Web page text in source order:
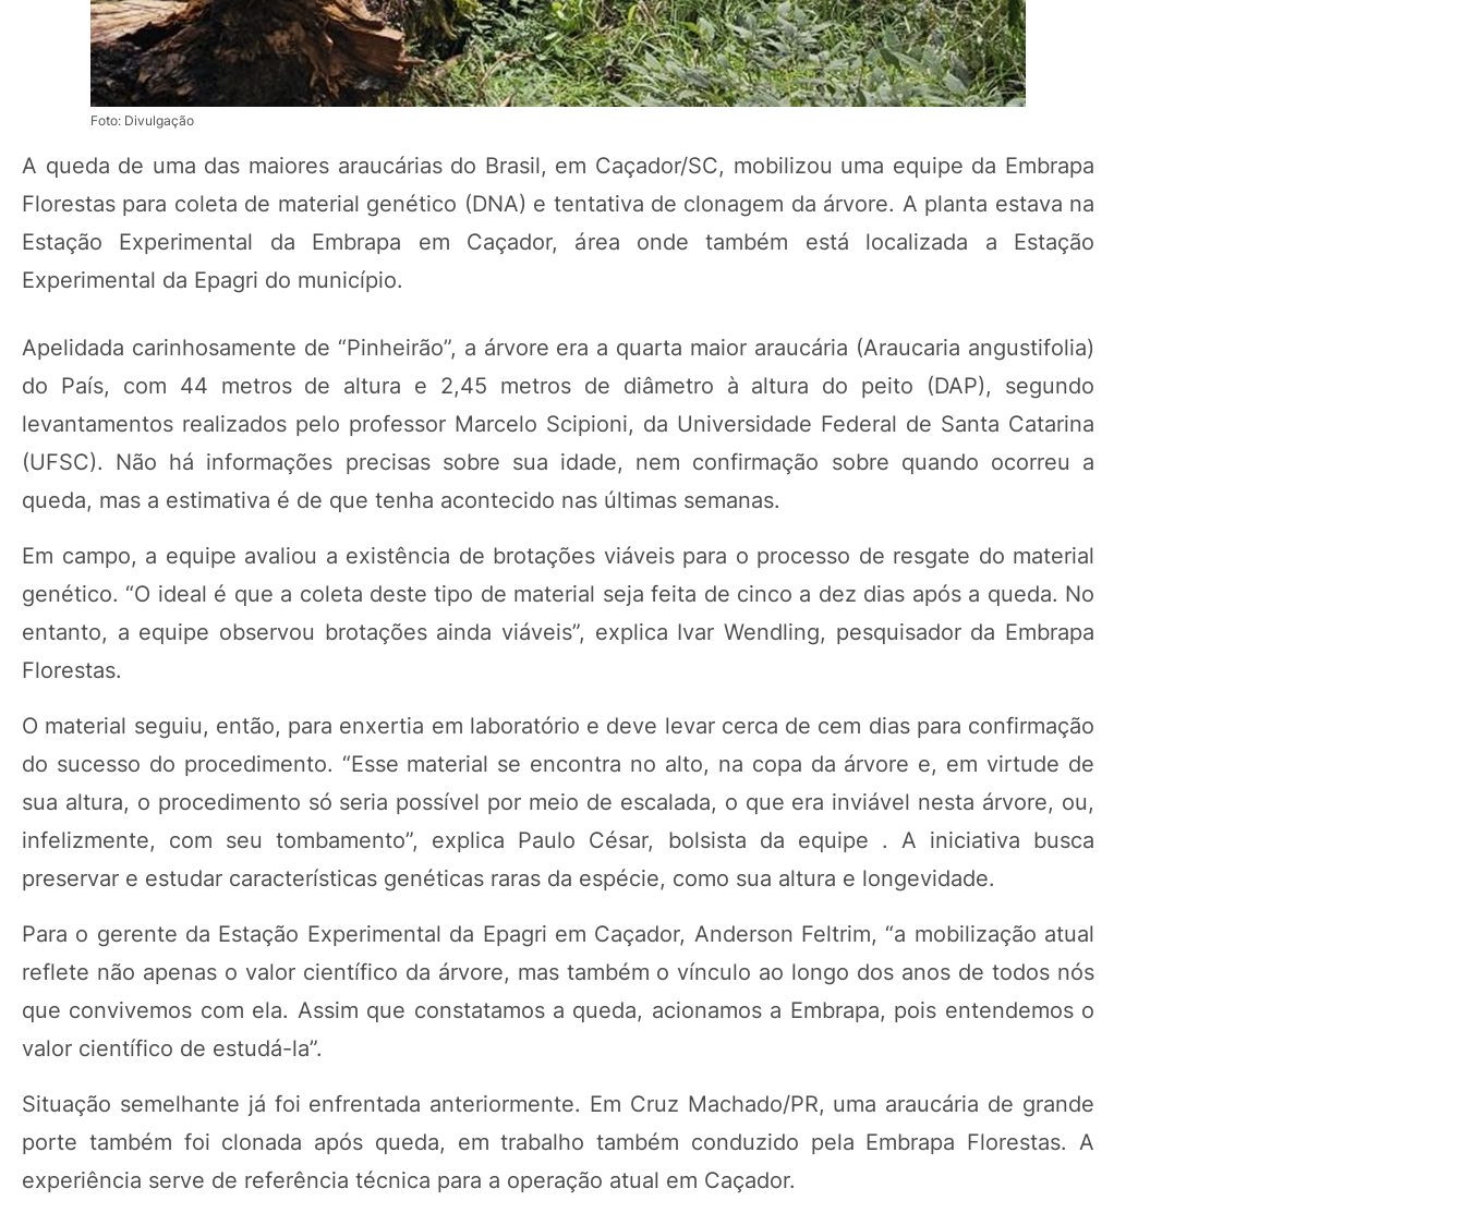
Foto: Divulgação
A queda de uma das maiores araucárias do Brasil, em Caçador/SC, mobilizou uma equipe da Embrapa
Florestas para coleta de material genético (DNA) e tentativa de clonagem da árvore. A planta estava na
Estação Experimental da Embrapa em Caçador, área onde também está localizada a Estação
Experimental da Epagri do município.
Apelidada carinhosamente de “Pinheirão”, a árvore era a quarta maior araucária (Araucaria angustifolia)
do País, com 44 metros de altura e 2,45 metros de diâmetro à altura do peito (DAP), segundo
levantamentos realizados pelo professor Marcelo Scipioni, da Universidade Federal de Santa Catarina
(UFSC). Não há informações precisas sobre sua idade, nem confirmação sobre quando ocorreu a
queda, mas a estimativa é de que tenha acontecido nas últimas semanas.
Em campo, a equipe avaliou a existência de brotações viáveis para o processo de resgate do material
genético. “O ideal é que a coleta deste tipo de material seja feita de cinco a dez dias após a queda. No
entanto, a equipe observou brotações ainda viáveis”, explica Ivar Wendling, pesquisador da Embrapa
Florestas.
O material seguiu, então, para enxertia em laboratório e deve levar cerca de cem dias para confirmação
do sucesso do procedimento. “Esse material se encontra no alto, na copa da árvore e, em virtude de
sua altura, o procedimento só seria possível por meio de escalada, o que era inviável nesta árvore, ou,
infelizmente, com seu tombamento”, explica Paulo César, bolsista da equipe . A iniciativa busca
preservar e estudar características genéticas raras da espécie, como sua altura e longevidade.
Para o gerente da Estação Experimental da Epagri em Caçador, Anderson Feltrim, “a mobilização atual
reflete não apenas o valor científico da árvore, mas também o vínculo ao longo dos anos de todos nós
que convivemos com ela. Assim que constatamos a queda, acionamos a Embrapa, pois entendemos o
valor científico de estudá-la”.
Situação semelhante já foi enfrentada anteriormente. Em Cruz Machado/PR, uma araucária de grande
porte também foi clonada após queda, em trabalho também conduzido pela Embrapa Florestas. A
experiência serve de referência técnica para a operação atual em Caçador.